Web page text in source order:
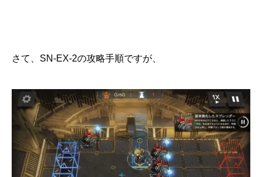
さて、SN-EX-2の攻略手順ですが、